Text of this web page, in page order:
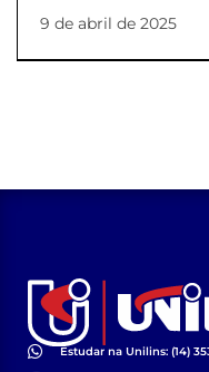
pelo Março Lilás e
Dia da Mulher!
9 de abril de 2025
Estudar na Unilins: (14)